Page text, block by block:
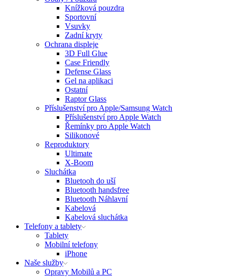
Knížková pouzdra
Sportovní
Vsuvky
Zadní kryty
Ochrana displeje
3D Full Glue
Case Friendly
Defense Glass
Gel na aplikaci
Ostatní
Raptor Glass
Příslušenství pro Apple/Samsung Watch
Příslušenství pro Apple Watch
Řemínky pro Apple Watch
Silikonové
Reproduktory
Ultimate
X-Boom
Sluchátka
Bluetooh do uší
Bluetooth handsfree
Bluetooth Náhlavní
Kabelová
Kabelová sluchátka
Telefony a tablety
Tablety
Mobilní telefony
iPhone
Naše služby
Opravy Mobilů a PC